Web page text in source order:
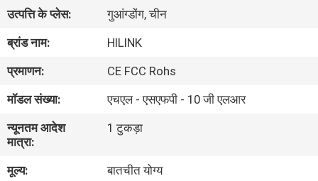
हमारे
बारे
में
कारखाने
का
उत्पत्ति के प्लेस:
गुआंग्डोंग, चीन
ब्रांड नाम:
HILINK
प्रमाणन:
CE FCC Rohs
मॉडल संख्या:
एचएल - एसएफपी - 10 जी एलआर
न्यूनतम आदेश
मात्रा:
1 टुकड़ा
मूल्य:
बातचीत योग्य